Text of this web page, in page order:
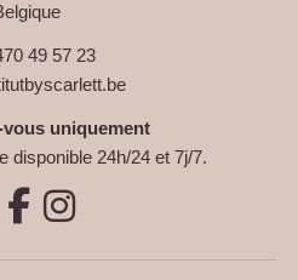
49 57 23
uniquement
disponible 24h/24 et 7j/7.